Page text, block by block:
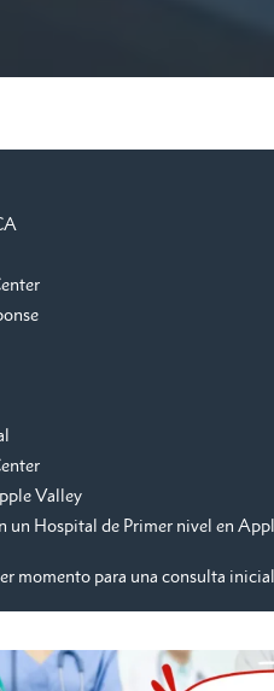
Valley
Hospital de Primer nivel en
momento para una consulta inicial